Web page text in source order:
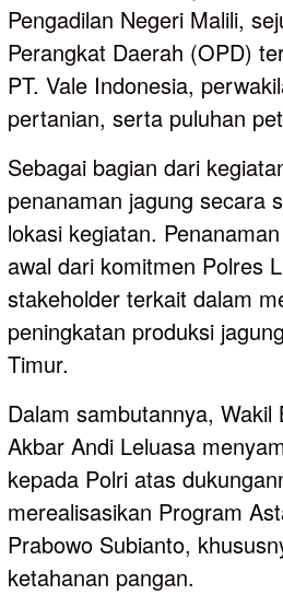
Pengadilan Negeri Malili,
Perangkat Daerah (OPD)
PT. Vale Indonesia,
pertanian, serta puluhan
Sebagai bagian dari
penanaman jagung secara
lokasi kegiatan.
awal dari komitmen Polres
stakeholder terkait dalam
peningkatan produksi
Timur.
Dalam sambutannya, Wakil
Akbar Andi Leluasa
kepada Polri atas
merealisasikan Program
Prabowo Subianto,
ketahanan pangan.